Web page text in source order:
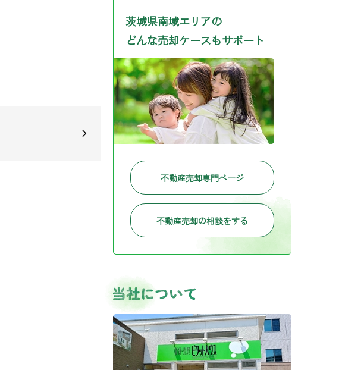
茨城県南域エリアの
どんな売却ケースもサポート
不動産売却専門ページ
不動産売却の相談をする